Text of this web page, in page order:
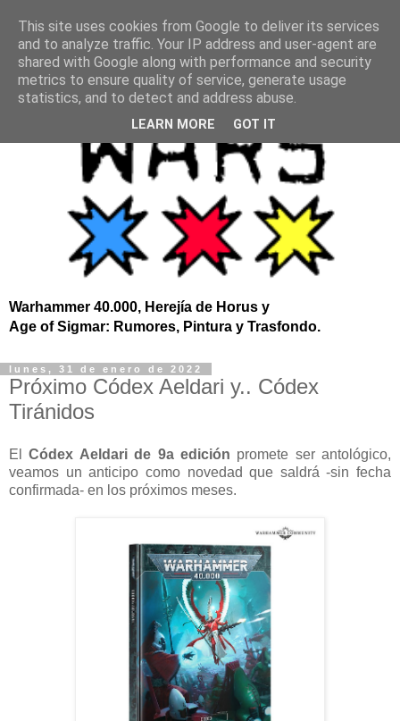
Warhammer 40.000, Herejía de Horus y
Age of Sigmar: Rumores, Pintura y Trasfondo.
lunes, 31 de enero de 2022
Próximo Códex Aeldari y.. Códex
Tiránidos
ElCódex Aeldari de 9a edición promete ser antológico,
veamos un anticipo como novedad que saldrá -sin fecha
confirmada- en los próximos meses.
This site uses cookies from Google to deliver its services
and to analyze traffic. Your IP address and user-agent are
shared with Google along with performance and security
metrics to ensure quality of service, generate usage
statistics, and to detect and address abuse.
LEARN MORE GOT IT